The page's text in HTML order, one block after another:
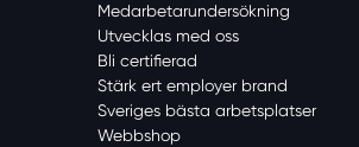
Medarbetarundersökning
Utvecklas med oss
Bli certifierad
Stärk ert employer brand
Sveriges bästa arbetsplatser
Webbshop